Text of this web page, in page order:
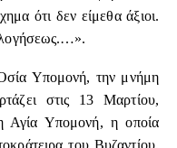
ότι δεν είμεθα άξιοι.
Υπομονή, την μνήμη
στις 13 Μαρτίου,
Αγία Υπομονή, η οποία
του Βυζαντίου,